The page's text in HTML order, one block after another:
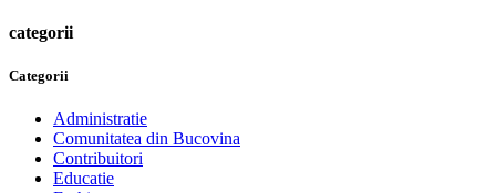
categorii
Categorii
Administratie
Comunitatea din Bucovina
Contribuitori
Educatie